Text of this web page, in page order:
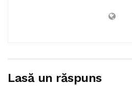
Lasă un răspuns